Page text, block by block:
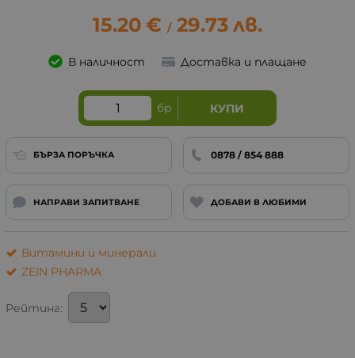
15.20 € / 29.73 лв.
В наличност Доставка и плащане
бр КУПИ
БЪРЗА ПОРЪЧКА 0878 / 854 888
НАПРАВИ ЗАПИТВАНЕ ДОБАВИ В ЛЮБИМИ
Витамини и минерали
ZEIN PHARMA
Рейтинг: